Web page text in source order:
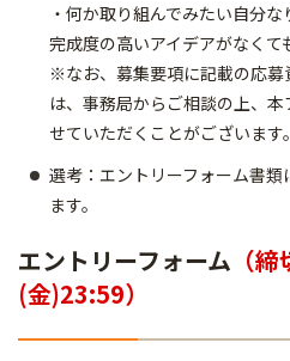
・何か取り組んでみたい自分
完成度の高いアイデアがなくて
※なお、募集要項に記載の応
は、事務局からご相談の上、
せていただくことがございます。
選考：エントリーフォーム書
ます。
エントリーフォーム （
(金)23:59）